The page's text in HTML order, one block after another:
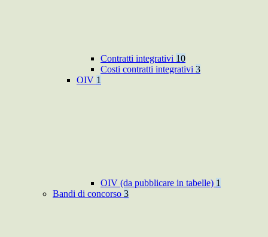
Contratti integrativi 10
Costi contratti integrativi 3
OIV 1
OIV (da pubblicare in tabelle) 1
Bandi di concorso 3